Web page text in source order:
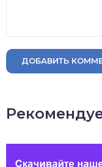
ДОБАВИТЬ